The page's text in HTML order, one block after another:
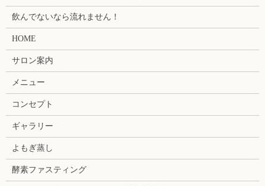
飲んでないなら流れません！
HOME
サロン案内
メニュー
コンセプト
ギャラリー
よもぎ蒸し
酵素ファスティング